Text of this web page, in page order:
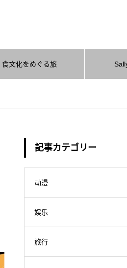
食文化をめぐる旅
記事カテゴリー
动漫
娱乐
旅行